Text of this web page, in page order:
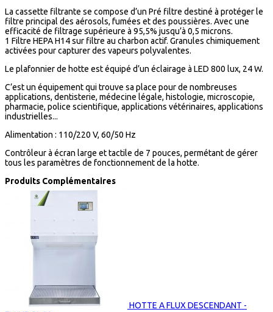
La cassette filtrante se compose d’un Pré filtre destiné à protéger le
filtre principal des aérosols, fumées et des poussières. Avec une
efficacité de filtrage supérieure à 95,5% jusqu’à 0,5 microns.
1 Filtre HEPA H14 sur filtre au charbon actif. Granules chimiquement
activées pour capturer des vapeurs polyvalentes.
Le plafonnier de hotte est équipé d’un éclairage à LED 800 lux, 24 W.
C’est un équipement qui trouve sa place pour de nombreuses
applications, dentisterie, médecine légale, histologie, microscopie,
pharmacie, police scientifique, applications vétérinaires, applications
industrielles...
Alimentation : 110/220 V, 60/50 Hz
Contrôleur à écran large et tactile de 7 pouces, permétant de gérer
tous les paramètres de fonctionnement de la hotte.
Produits Complémentaires
HOTTE A FLUX DESCENDANT -